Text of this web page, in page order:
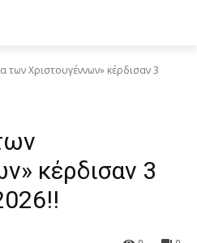
των Χριστουγέννων» κέρδισαν 3
κέρδισαν 3